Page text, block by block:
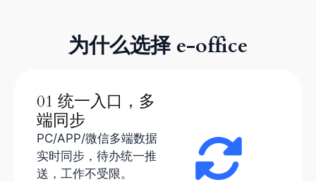
为什么选择 e-office
01 统一入口，多
端同步
PC/APP/微信多端数据
实时同步，待办统一推
送，工作不受限。